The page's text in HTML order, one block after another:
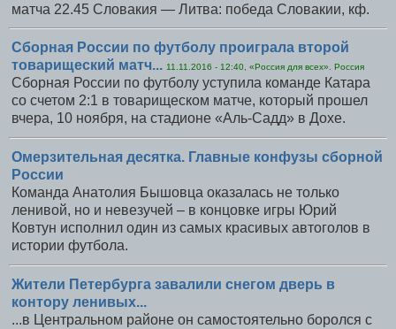
матча 22.45 Словакия — Литва: победа Словакии, кф.
Сборная России по футболу проиграла второй
товарищеский матч... 11.11.2016 - 12:40, «Россия для всех». Россия
Сборная России по футболу уступила команде Катара
со счетом 2:1 в товарищеском матче, который прошел
вчера, 10 ноября, на стадионе «Аль-Садд» в Дохе.
Омерзительная десятка. Главные конфузы сборной
России
Команда Анатолия Бышовца оказалась не только
ленивой, но и невезучей – в концовке игры Юрий
Ковтун исполнил один из самых красивых автоголов в
истории футбола.
Жители Петербурга завалили снегом дверь в
контору ленивых...
...в Центральном районе он самостоятельно боролся с